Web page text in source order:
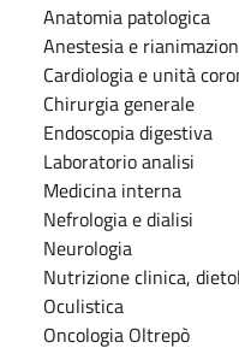
Anatomia patologica
Anestesia e
Cardiologia e unità
Chirurgia generale
Endoscopia digestiva
Laboratorio analisi
Medicina interna
Nefrologia e dialisi
Neurologia
Nutrizione clinica,
Oculistica
Oncologia Oltrepò